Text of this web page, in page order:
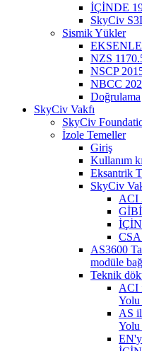
İÇİNDE
SkyCiv
Sismik Yükler
NZS
NSCP
NBCC
Doğrulama
SkyCiv Vakfı
SkyCiv
İzole Temeller
Giriş
Kullanım
Eksantrik
SkyCiv
ACI
GİBİ
CSA
AS3600
modüle
Teknik
ACI
Yolu
AS
Yolu